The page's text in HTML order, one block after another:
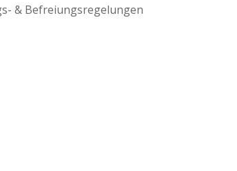
& Befreiungsregelungen